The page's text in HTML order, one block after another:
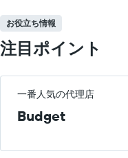
お役立ち情報
注目ポイント
一番人気の代理店
Budget